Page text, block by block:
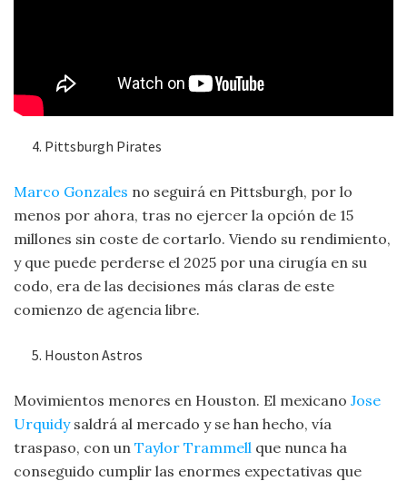
Pittsburgh Pirates
Marco Gonzales no seguirá en Pittsburgh, por lo
menos por ahora, tras no ejercer la opción de 15
millones sin coste de cortarlo. Viendo su rendimiento,
y que puede perderse el 2025 por una cirugía en su
codo, era de las decisiones más claras de este
comienzo de agencia libre.
Houston Astros
Movimientos menores en Houston. El mexicano Jose
Urquidysaldrá al mercado y se han hecho, vía
traspaso, con un Taylor Trammell que nunca ha
conseguido cumplir las enormes expectativas que